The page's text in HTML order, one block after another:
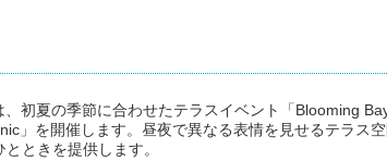
、初夏の季節に合わせたテラスイベント「Blooming
」を開催します。昼夜で異なる表情を見せるテラス
ときを提供します。